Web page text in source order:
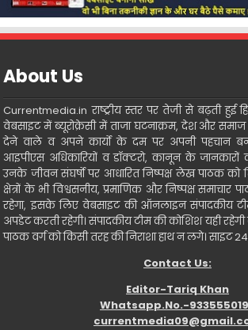
About Us
Currentmedia.in राष्ट्रीय स्तर पर तेजी से बढ़ती हुई
वेबसाइट में ब्यूरोक्रेसी में ताजा घटनाक्रम, देश और
देने वाले व अपने कार्यो के दम पर अपनी पहचान
आइपीएस अधिकारियों व डॉक्टरो, कानून के जानकारों
उनके जीवन संघर्षो पर आधारित निष्पक्ष लेख पाठक
क्षेत्रों के भी विश्वसनीय, प्रमाणिक और निष्पक्ष
रहेगा, इसके लिए वेबसाइट की ऑनलाइन संपादकीय
अपडेट करती रहेगी। संपादकीय टीम की कोशिश यही
पाठक वर्ग को किसी तरह की निराशा हाथ न लगे। साइट 24
Contact Us:
Editor-Tariq Khan
Whatsapp.No.-